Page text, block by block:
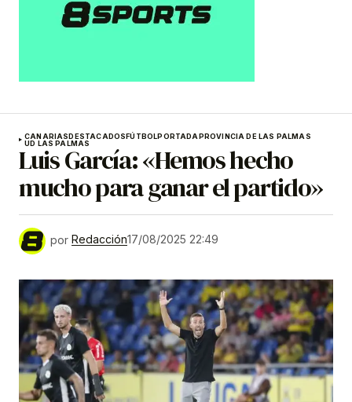
CANARIASDESTACADOSFÚTBOLPORTADAPROVINCIA DE LAS PALMAS
UD LAS PALMAS
Luis García: «Hemos hecho
mucho para ganar el partido»
por Redacción17/08/2025 22:49